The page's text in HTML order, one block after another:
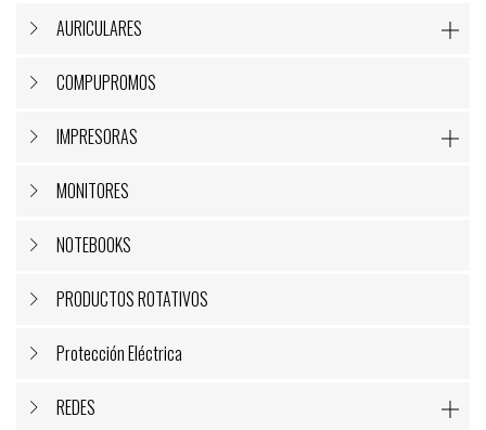
AURICULARES 
COMPUPROMOS
IMPRESORAS 
MONITORES
NOTEBOOKS
PRODUCTOS ROTATIVOS
Protección Eléctrica
REDES 